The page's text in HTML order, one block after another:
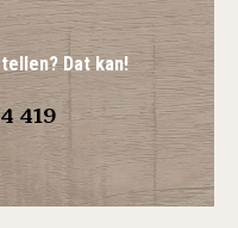
Dat kan!
419